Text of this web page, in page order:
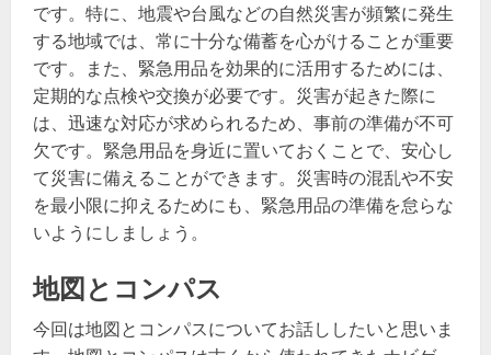
です。特に、地震や台風などの自然災害が頻繁に発生
する地域では、常に十分な備蓄を心がけることが重要
です。また、緊急用品を効果的に活用するためには、
定期的な点検や交換が必要です。災害が起きた際に
は、迅速な対応が求められるため、事前の準備が不可
欠です。緊急用品を身近に置いておくことで、安心し
て災害に備えることができます。災害時の混乱や不安
を最小限に抑えるためにも、緊急用品の準備を怠らな
いようにしましょう。
地図とコンパス
今回は地図とコンパスについてお話ししたいと思いま